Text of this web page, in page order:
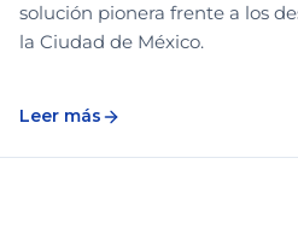
solución pionera frente a los
la Ciudad de México.
Leer más